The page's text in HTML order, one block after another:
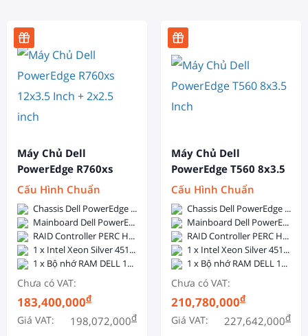
Máy Chủ Dell
PowerEdge R760xs
12x3.5 Inch + 2x2.5
Inch
Cấu Hình Chuẩn
Chassis Dell PowerEdge R760xs 12x3.5 inch + 2x2.5 inch - 2x800W Hotplug
Mainboard Dell PowerEdge R760xs
RAID Controller PERC H755
1 x Intel Xeon Silver 4510 (12C/24T, 2.4GHz, 30MB Cache, 150W, DDR5-4400)
1 x Bộ nhớ RAM DELL 16GB DDR5 5600MHz ECC Registered DIMM
Chưa có VAT:
183,400,000đ
Giá VAT: 198,072,000đ
Máy Chủ Dell
PowerEdge T560 8x3.5
Inch
Cấu Hình Chuẩn
Chassis Dell PowerEdge T560 8x3.5inch - 1 x 1400W Hot Plug PSU
Mainboard Dell PowerEdge T560
RAID Controller PERC H755
1 x Intel Xeon Silver 4510 (12C/24T, 2.4GHz, 30MB Cache, 150W, DDR5-4400)
1 x Bộ nhớ RAM DELL 16GB DDR5 5600MHz ECC Registered DIMM
Chưa có VAT:
210,780,000đ
Giá VAT: 227,642,000đ